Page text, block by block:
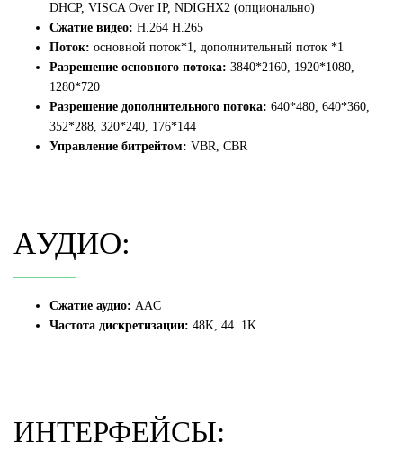
DHCP, VISCA Over IP, NDIGHX2 (опционально)
Сжатие видео: H.264 H.265
Поток: основной поток*1, дополнительный поток *1
Разрешение основного потока: 3840*2160, 1920*1080,
1280*720
Разрешение дополнительного потока: 640*480, 640*360,
352*288, 320*240, 176*144
Управление битрейтом: VBR, CBR
AУДИО:
Сжатие аудио: AAC
Частота дискретизации: 48K, 44. 1K
ИНТЕРФЕЙСЫ: